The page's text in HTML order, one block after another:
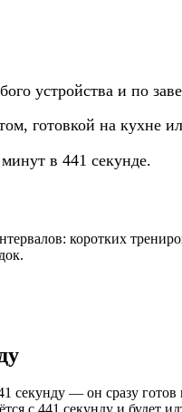
устройства и по
готовкой на кухне
в 441 секунде.
коротких
секунду — он сразу готов